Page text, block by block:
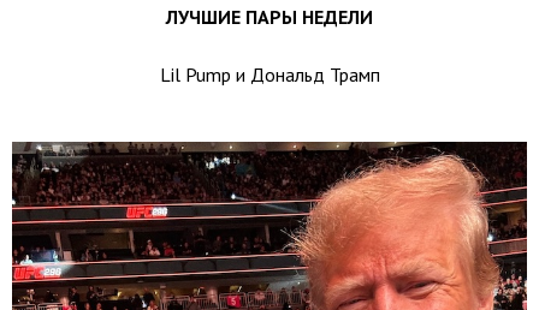
ЛУЧШИЕ ПАРЫ НЕДЕЛИ
Lil Pump и Дональд Трамп